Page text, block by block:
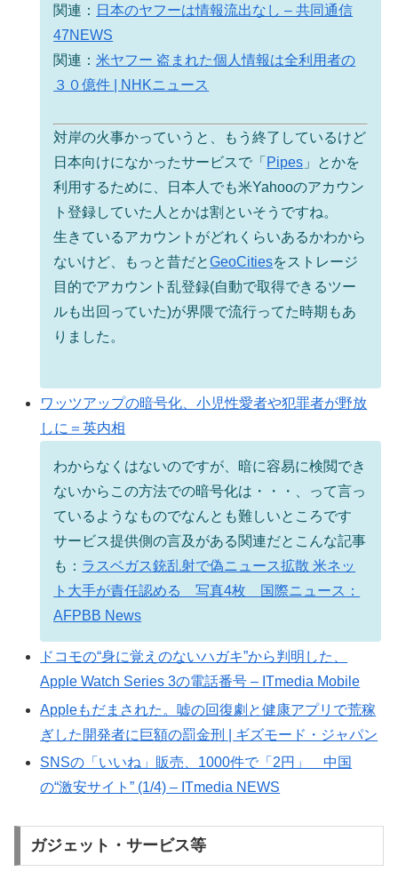
関連： 日本のヤフーは情報流出なし – 共同通信
47NEWS
関連：米ヤフー 盗まれた個人情報は全利用者の
３０億件 | NHKニュース
対岸の火事かっていうと、もう終了しているけど
日本向けになかったサービスで「 Pipes 」とかを
利用するために、日本人でも米Yahooのアカウン
ト登録していた人とかは割といそうですね。
生きているアカウントがどれくらいあるかわから
ないけど、もっと昔だとGeoCitiesをストレージ
目的でアカウント乱登録(自動で取得できるツー
ルも出回っていた)が界隈で流行ってた時期もあ
りました。
ワッツアップの暗号化、小児性愛者や犯罪者が野放
しに＝英内相
わからなくはないのですが、暗に容易に検閲でき
ないからこの方法での暗号化は・・・、って言っ
ているようなものでなんとも難しいところです
サービス提供側の言及がある関連だとこんな記事
も： ラスベガス銃乱射で偽ニュース拡散 米ネッ
ト大手が責任認める 写真4枚 国際ニュース：
AFPBB News
ドコモの“身に覚えのないハガキ”から判明した、
Apple Watch Series 3の電話番号 – ITmedia Mobile
Appleもだまされた。嘘の回復劇と健康アプリで荒稼
ぎした開発者に巨額の罰金刑 | ギズモード・ジャパン
SNSの「いいね」販売、1000件で「2円」 中国
の“激安サイト” (1/4) – ITmedia NEWS
ガジェット・サービス等